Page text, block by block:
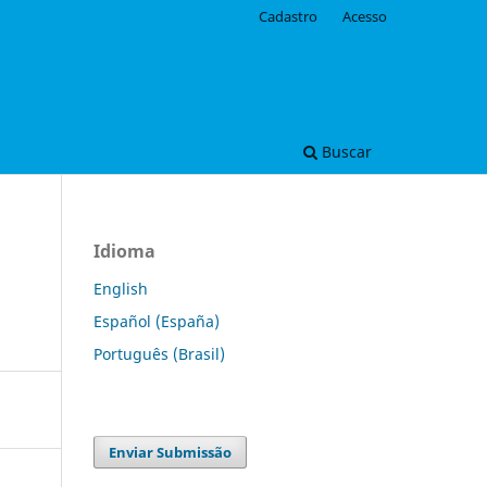
Buscar
Cadastro Acesso
Idioma
English
Español (España)
Português (Brasil)
Enviar Submissão